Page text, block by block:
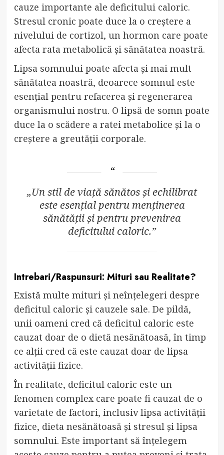
cauze importante ale deficitului caloric.
Stresul cronic poate duce la o creștere a
nivelului de cortizol, un hormon care poate
afecta rata metabolică și sănătatea noastră.
Lipsa somnului poate afecta și mai mult
sănătatea noastră, deoarece somnul este
esențial pentru refacerea și regenerarea
organismului nostru. O lipsă de somn poate
duce la o scădere a ratei metabolice și la o
creștere a greutății corporale.
„Un stil de viață sănătos și echilibrat
este esențial pentru menținerea
sănătății și pentru prevenirea
deficitului caloric.”
Intrebari/Raspunsuri: Mituri sau Realitate?
Există multe mituri și neînțelegeri despre
deficitul caloric și cauzele sale. De pildă,
unii oameni cred că deficitul caloric este
cauzat doar de o dietă nesănătoasă, în timp
ce alții cred că este cauzat doar de lipsa
activității fizice.
În realitate, deficitul caloric este un
fenomen complex care poate fi cauzat de o
varietate de factori, inclusiv lipsa activității
fizice, dieta nesănătoasă și stresul și lipsa
somnului. Este important să înțelegem